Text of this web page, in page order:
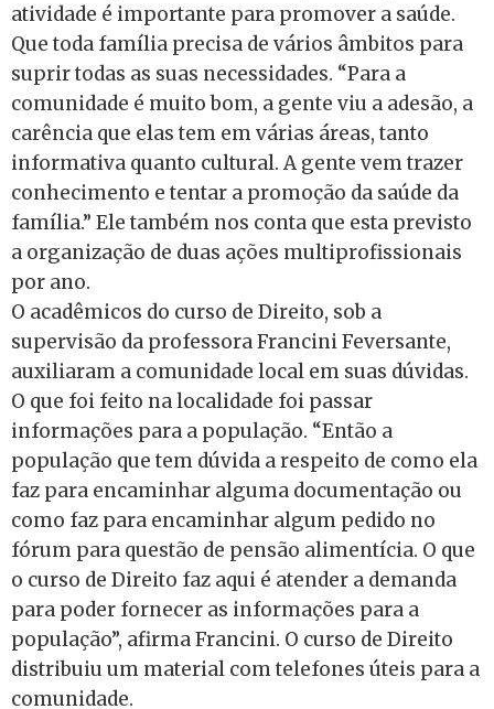
atividade é importante para promover a saúde.
Que toda família precisa de vários âmbitos para
suprir todas as suas necessidades. “Para a
comunidade é muito bom, a gente viu a adesão, a
carência que elas tem em várias áreas, tanto
informativa quanto cultural. A gente vem trazer
conhecimento e tentar a promoção da saúde da
família.” Ele também nos conta que esta previsto
a organização de duas ações multiprofissionais
por ano.
O acadêmicos do curso de Direito, sob a
supervisão da professora Francini Feversante,
auxiliaram a comunidade local em suas dúvidas.
O que foi feito na localidade foi passar
informações para a população. “Então a
população que tem dúvida a respeito de como ela
faz para encaminhar alguma documentação ou
como faz para encaminhar algum pedido no
fórum para questão de pensão alimentícia. O que
o curso de Direito faz aqui é atender a demanda
para poder fornecer as informações para a
população”, afirma Francini. O curso de Direito
distribuiu um material com telefones úteis para a
comunidade.